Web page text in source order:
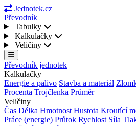
Jednotek.cz
Převodník
Tabulky
Kalkulačky
Veličiny
Převodník jednotek
Kalkulačky
Energie a palivo Stavba a materiál
Procenta Trojčlenka Průměr
Veličiny
Čas Délka Hmotnost Hustota Kroutící
Práce (energie) Průtok Rychlost Síla